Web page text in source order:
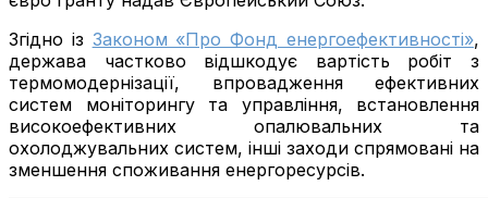
Згідно із Законом «Про Фонд енергоефективності»,
держава частково відшкодує вартість робіт з
термомодернізації, впровадження ефективних
систем моніторингу та управління, встановлення
високоефективних опалювальних та
охолоджувальних систем, інші заходи спрямовані на
зменшення споживання енергоресурсів.